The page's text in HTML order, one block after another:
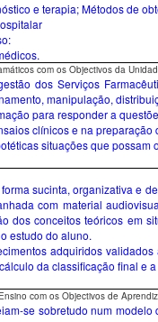
e terapia; Métodos de
com os Objectivos da
dos Serviços
manipulação,
para responder a
clínicos e na
situações que
sucinta, organizativa e
com material
dos conceitos teóricos em
estudo do aluno.
adquiridos
da classificação final e
com os Objectivos de
se sobretudo num